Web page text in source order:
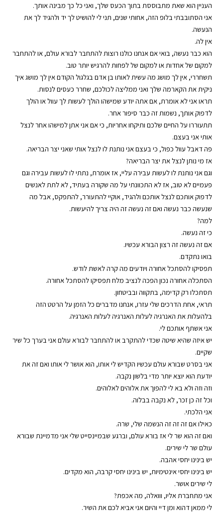
העניין הוא שאת מתבוססת בתוך הכעס שלך, ואני כל כך מבינה אותך.
אני הסתובבתי בלופ הזה, אחותי שנים, תני לי להושיט לך יד ולהגיד לך את
הנעשה.
אין לה.
הוא כבר נעשה, בואי אם אנחנו כולנו רוצות להתחבר לבורא עולם, או להתחבר
למקום של אחדות או למקום של לפחות להרגיש יותר טוב.
תשחררי, אין לך מושג מה עשית לאותו בן אדם בגלגול הקודם אין לך מושג איך
ניקית את הקארמה שלך ואני ממליצה לכולכם, שחרר כעסים לנסות.
תראו אני לא אומרת, אם אתה יודע שמישהו הולך לעשות לך עוול או הולך
לדפוק אותך, נשמות זה כבר סיפור אחר.
תתעוררו על החיים שלכם ותיקחו אחריות, כי אם אני אתן למישהו אחר לנצל
אותי אני בעצם.
פה דאבל עוול כפול, כי בעצם אני נותנת לו לנצל אותי שאני יצר הבריאה.
אז מי נותן לנצל את יצר הבריאה?
וגם אני נותנת לו לעשות עבירה עליי, אז אומרת, נתתי לו לעשות עבירה וגם
פעמיים לא טוב, אז לא התכוונתי על מה שקורה בעתיד, לא לתת לאנשים
לדפוק אותכם לנצל אותכם ולהגיד, אוקיי להתעורר, להתפקס, אבל מה
שנעשה כבר נעשה ואם זה נעשה זה היה צריך להיעשות.
למה?
כי זה נעשה.
אם זה נעשה זה רצון הבורא עכשיו.
בואו נתקדם.
תפסיקו להסתכל אחורה ויודעים מה קרה לאשת לודש.
הסתכלה אחורה נכון הפכה לנציב מלח תפסיקו להסתכל אחורה.
תסתכלו רק קדימה, בתקווה ובביטחון.
תראי, אחת הדרכים שלי עזרו, אנחנו מדברים כל הזמן על הרטט הזה
בלהעלות את האנרגיה לעלות האנרגיה לעלות האנרגיה.
אני אשתף אותכם לי.
יש איזה שהיא שיטה שכדי להתקרב או להתחבר לבורא עולם אני בערך כל שיר
שקיים.
אני בסרט שבורא עולם עכשיו הקדיש לי אותו, הוא אושר לי אותו ואם זה את
יודעת הוא יוצא יותר מדי בלשון נקבה.
וזה וזה ולא בא לי להפוך את אלוהים לאלוהים.
וכל זה כן זכר, לא נקבה בבלוה.
אני הלכתי.
כאילו אם זה זה זה הנשמה שלי, שרה.
ואם זה הוא שר לי אז בורא עולם, וברגע שבמיינסייט שלי אני מדמיינת שבורא
עולם שר לי שירים.
יש בינינו יחסי אהבה.
יש בינינו יחסי אינטימיות, יש בינינו יחסי קרבה, הוא מקדים.
לי שירים אושר.
אני מתחברת אליו, ווואלה, מה אכפת?
לי ממאן דהוא ומן דיי והיום אני אביא לכם את השיר.